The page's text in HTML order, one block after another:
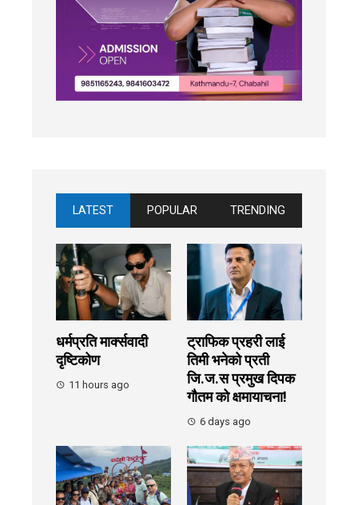
LATEST POPULAR TRENDING
धर्मप्रति मार्क्सवादी
दृष्टिकोण
11 hours ago
ट्राफिक प्रहरी लाई
तिमी भनेको प्रती
जि.ज.स प्रमुख दिपक
गौतम को क्षमायाचना!
6 days ago